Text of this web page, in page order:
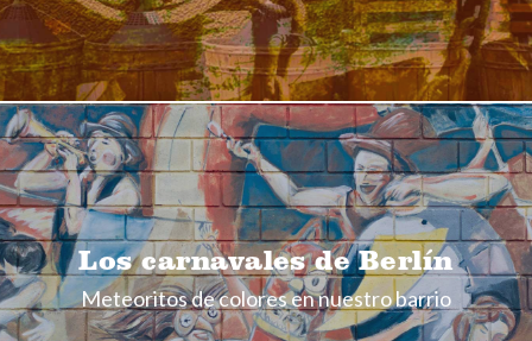
Los carnavales de Berlín
Meteoritos de colores en nuestro barrio